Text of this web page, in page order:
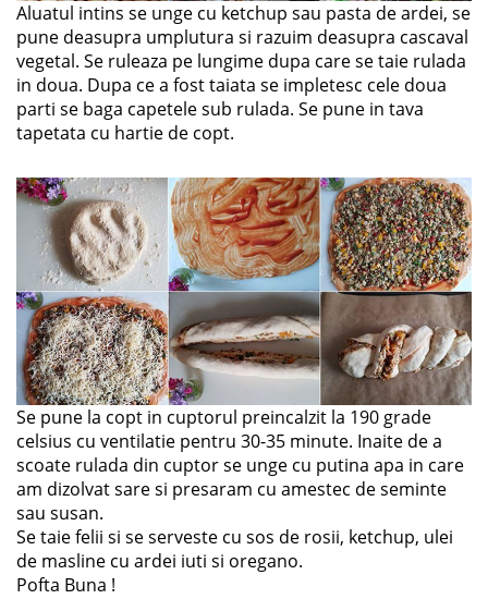
Aluatul intins se unge cu ketchup sau pasta de ardei, se
pune deasupra umplutura si razuim deasupra cascaval
vegetal. Se ruleaza pe lungime dupa care se taie rulada
in doua. Dupa ce a fost taiata se impletesc cele doua
parti se baga capetele sub rulada. Se pune in tava
tapetata cu hartie de copt.
Se pune la copt in cuptorul preincalzit la 190 grade
celsius cu ventilatie pentru 30-35 minute. Inaite de a
scoate rulada din cuptor se unge cu putina apa in care
am dizolvat sare si presaram cu amestec de seminte
sau susan.
Se taie felii si se serveste cu sos de rosii, ketchup, ulei
de masline cu ardei iuti si oregano.
Pofta Buna !